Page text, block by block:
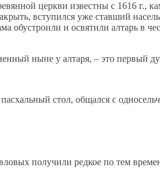
церкви известны с 1616 г.,
вступился уже ставший
и освятили алтарь в
ныне у алтаря, – это первый
стол, общался с
получили редкое по тем